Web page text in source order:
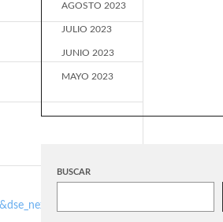
AGOSTO 2023
JULIO 2023
JUNIO 2023
MAYO 2023
BUSCAR